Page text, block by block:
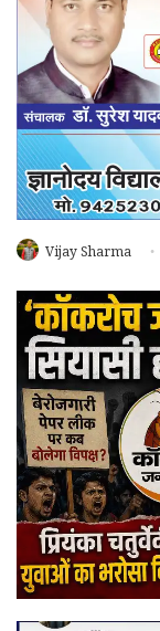
Vijay Sharma